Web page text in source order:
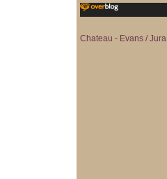
Chateau - Evans / Jura